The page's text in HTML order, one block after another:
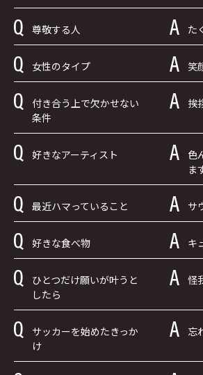
尊敬する人 た
女性のタイプ 笑
付き合う上で欠かせない
条件
挨
好きなアーティスト
色
ま
最近ハマっていること サ
好きな食べ物 キ
ひとつだけ願いが叶うと
したら
怪
サッカーを始めたきっか
け
忘